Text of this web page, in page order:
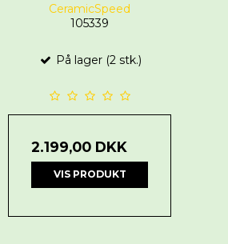
CeramicSpeed
105339
På lager (2 stk.)
2.199,00 DKK
VIS PRODUKT